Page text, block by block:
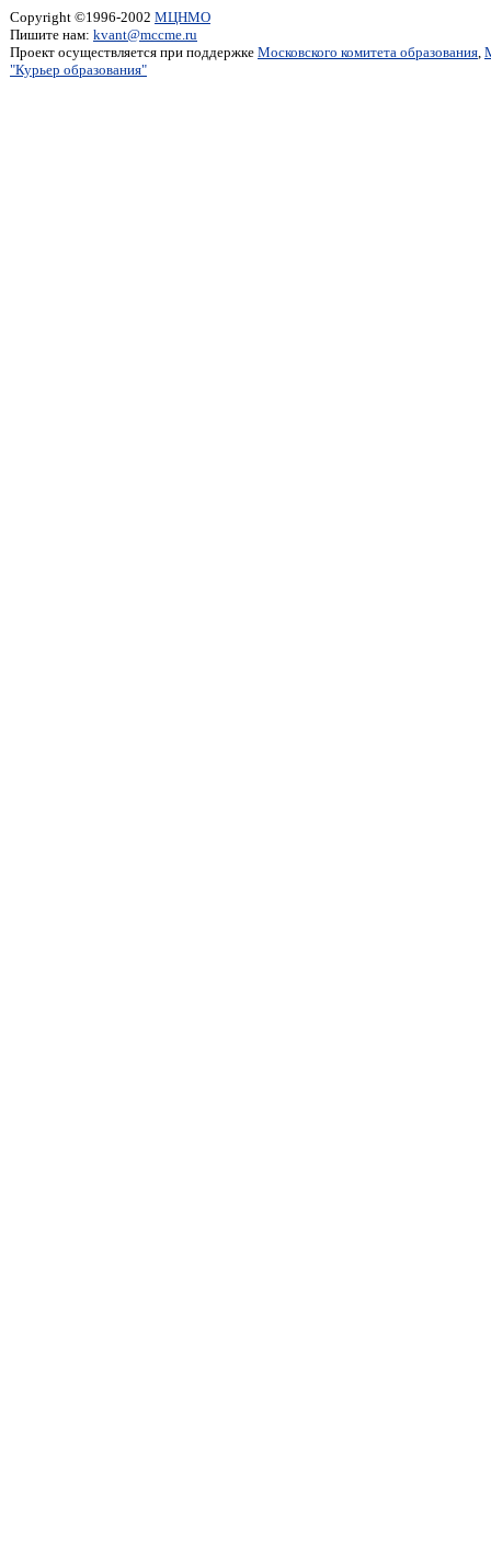
Copyright ©1996-2002 МЦНМО
Пишите нам: kvant@mccme.ru
Проект осуществляется при поддержке Московского комитета образования,
"Курьер образования"